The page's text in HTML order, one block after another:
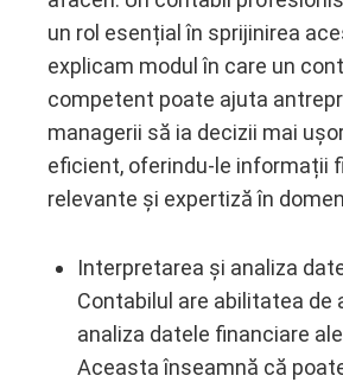
un rol esențial în sprijinirea
explicam modul în care un
competent poate ajuta
managerii să ia decizii mai
eficient, oferindu-le informații
relevante și expertiză în
Interpretarea și analiza
Contabilul are abilitatea de
analiza datele financiare
Aceasta înseamnă că